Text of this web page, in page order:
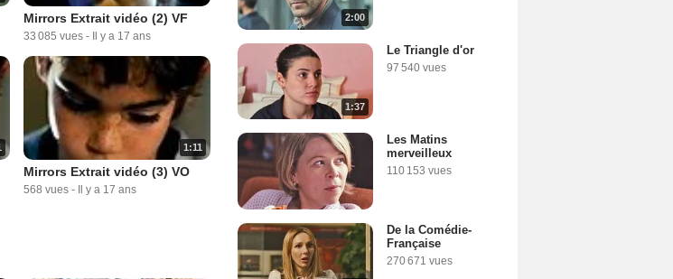
Mirrors Extrait vidéo (2) VF
33 085 vues - Il y a 17 ans
1:11
Mirrors Extrait vidéo (3) VO
568 vues - Il y a 17 ans
2:00
1:37
Le Triangle d'or
97 540 vues
Les Matins
merveilleux
110 153 vues
De la Comédie-
Française
270 671 vues